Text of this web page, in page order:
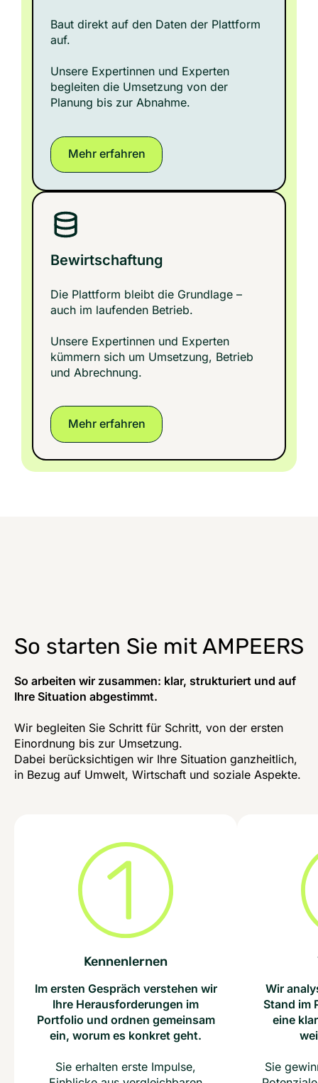
Baut direkt auf den Daten der Plattform
auf.
Unsere Expertinnen und Experten
begleiten die Umsetzung von der
Planung bis zur Abnahme.
Mehr erfahren
Bewirtschaftung
Die Plattform bleibt die Grundlage –
auch im laufenden Betrieb.
Unsere Expertinnen und Experten
kümmern sich um Umsetzung, Betrieb
und Abrechnung.
Mehr erfahren
So starten Sie mit AMPEERS
So arbeiten wir zusammen: klar, strukturiert und auf
Ihre Situation abgestimmt.
Wir begleiten Sie Schritt für Schritt, von der ersten
Einordnung bis zur Umsetzung.
Dabei berücksichtigen wir Ihre Situation ganzheitlich,
in Bezug auf Umwelt, Wirtschaft und soziale Aspekte.
Kennenlernen
Im ersten Gespräch verstehen wir
Ihre Herausforderungen im
Portfolio und ordnen gemeinsam
ein, worum es konkret geht.
Sie erhalten erste Impulse,
Wir
Stand im
eine
Sie